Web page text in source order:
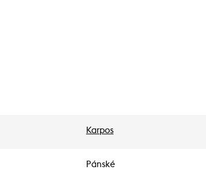
Karpos
Pánské